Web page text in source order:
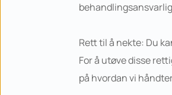
Rett til å nekte: Du
For å utøve disse
på hvordan vi